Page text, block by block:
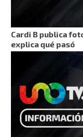
Cardi B publica
explica qué pasó